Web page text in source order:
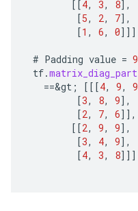
[[4, 3, 8] ,
[5, 2, 7] ,
[1 , 6, 0]]]
# Padding value = 9
tf.matrix_diag_part
==&gt ; [[[4, 9, 9
[3, 8, 9] ,
[2, 7, 6]] ,
[[2, 9, 9] ,
[3, 4, 9] ,
[4, 3, 8]]]